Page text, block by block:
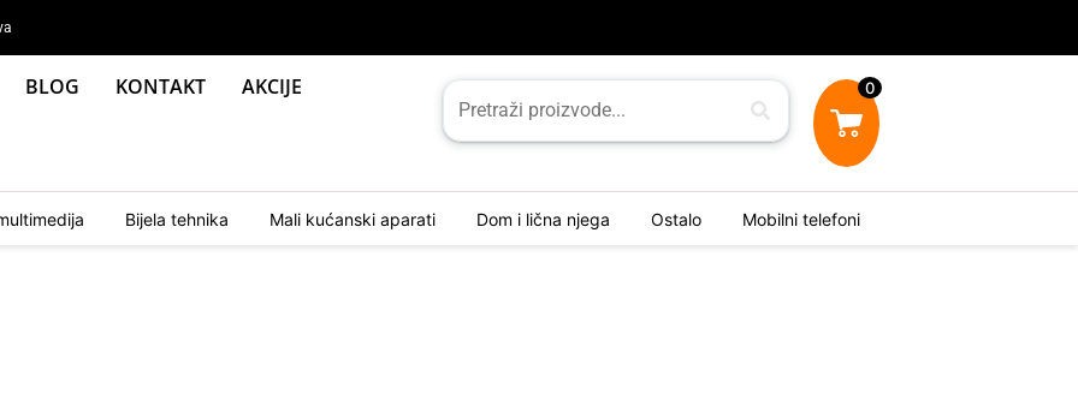
BLOG KONTAKT AKCIJE 0
Bijela tehnika Mali kućanski aparati Dom i lična njega Ostalo Mobilni telefoni